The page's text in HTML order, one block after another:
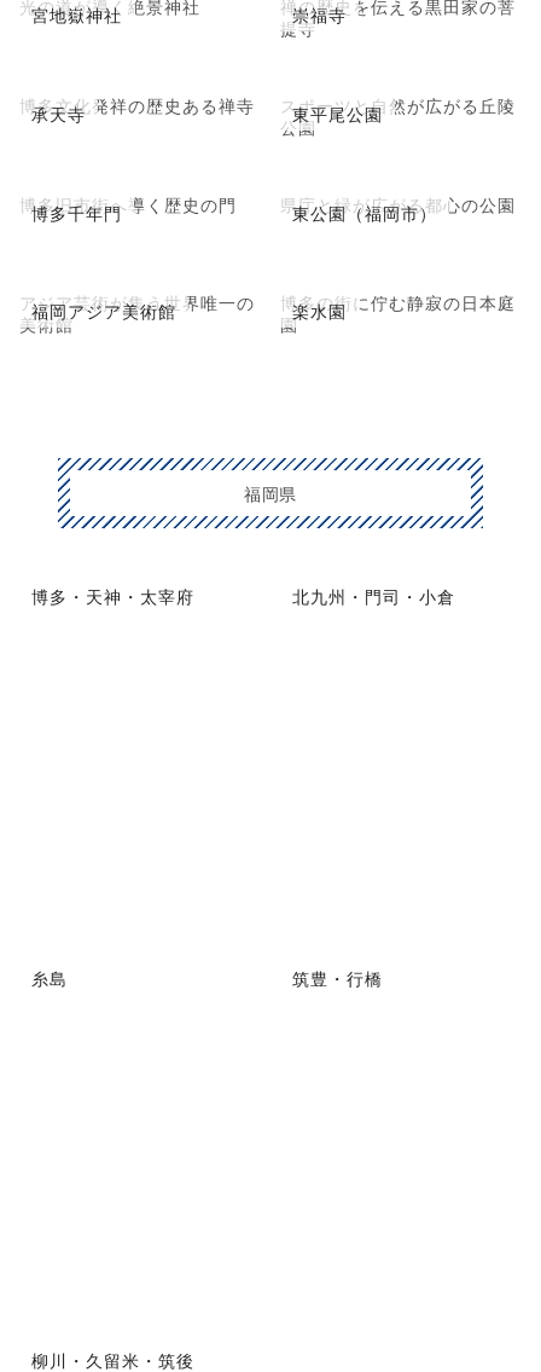
宮地嶽神社
光の道が導く絶景神社 崇福寺
禅の歴史を伝える黒田家の菩
提寺
承天寺
博多文化発祥の歴史ある禅寺 東平尾公園
スポーツと自然が広がる丘陵
公園
博多千年門
博多旧市街へ導く歴史の門 東公園（福岡市）
県庁と緑が広がる都心の公園
福岡アジア美術館
アジア芸術が集う世界唯一の
美術館
楽水園
博多の街に佇む静寂の日本庭
園
福岡県
博多・天神・太宰府 北九州・門司・小倉
糸島 筑豊・行橋
柳川・久留米・筑後